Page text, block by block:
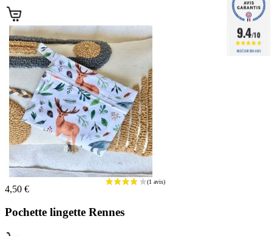
4,50 €
Pochette lingette Rennes
9.4/10
BASÉ SUR 586 AVIS